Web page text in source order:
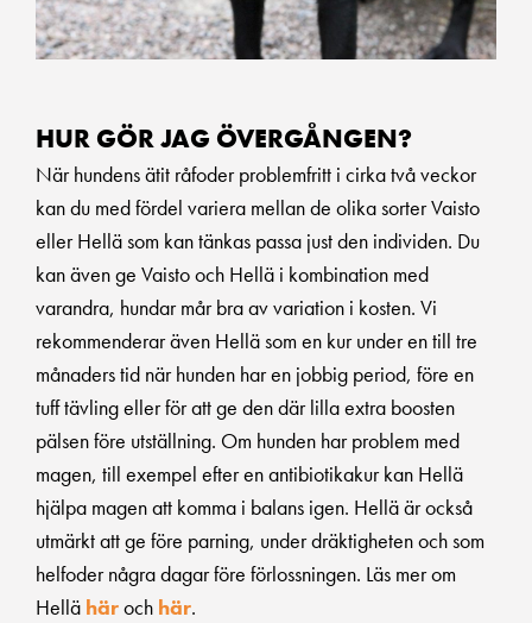
HUR GÖR JAG ÖVERGÅNGEN?
När hundens ätit råfoder problemfritt i cirka två veckor
kan du med fördel variera mellan de olika sorter Vaisto
eller Hellä som kan tänkas passa just den individen. Du
kan även ge Vaisto och Hellä i kombination med
varandra, hundar mår bra av variation i kosten. Vi
rekommenderar även Hellä som en kur under en till tre
månaders tid när hunden har en jobbig period, före en
tuff tävling eller för att ge den där lilla extra boosten
pälsen före utställning. Om hunden har problem med
magen, till exempel efter en antibiotikakur kan Hellä
hjälpa magen att komma i balans igen. Hellä är också
utmärkt att ge före parning, under dräktigheten och som
helfoder några dagar före förlossningen. Läs mer om
Hellä häroch här.